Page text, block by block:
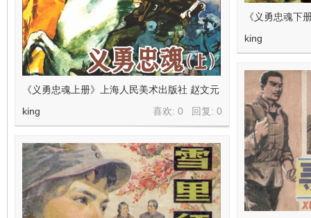
《义勇忠魂下
king
《义勇忠魂上册》上海人民美术出版社 赵文元
喜欢: 0 回复: 0
king